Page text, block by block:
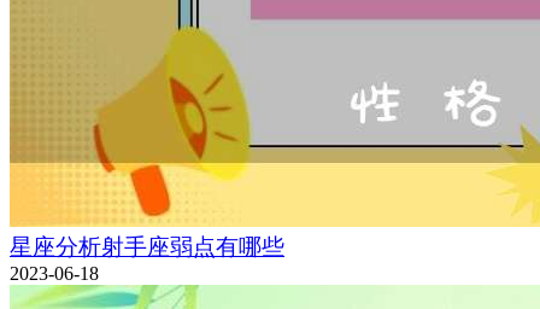
星座分析射手座弱点有哪些
2023-06-18